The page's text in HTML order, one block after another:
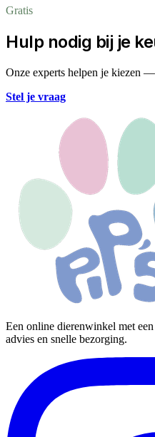
Gratis
Hulp nodig bij je
Onze experts helpen je kiezen
Stel je vraag
Een online dierenwinkel met
advies en snelle bezorging.